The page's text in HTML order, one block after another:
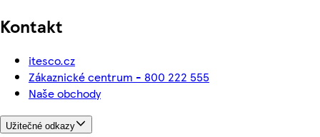
Kontakt
itesco.cz
Zákaznické centrum - 800 222 555
Naše obchody
Užitečné odkazy